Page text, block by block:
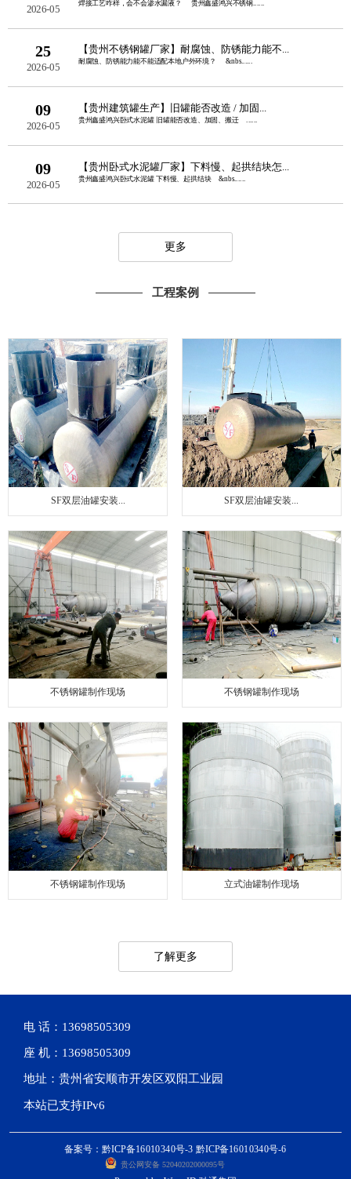
2026-05 焊接工艺咋样，会不会渗水漏液？ 贵州鑫盛鸿兴不锈钢......
25
2026-05
【贵州不锈钢罐厂家】耐腐蚀、防锈能力能不...
耐腐蚀、防锈能力能不能适配本地户外环境？ &nbs......
09
2026-05
【贵州建筑罐生产】旧罐能否改造 / 加固...
贵州鑫盛鸿兴卧式水泥罐 旧罐能否改造、加固、搬迁 ......
09
2026-05
【贵州卧式水泥罐厂家】下料慢、起拱结块怎...
贵州鑫盛鸿兴卧式水泥罐 下料慢、起拱结块 &nbs......
更多
工程案例
SF双层油罐安装... SF双层油罐安装...
不锈钢罐制作现场 不锈钢罐制作现场
不锈钢罐制作现场 立式油罐制作现场
了解更多
电 话：13698505309
座 机：13698505309
地址：贵州省安顺市开发区双阳工业园
本站已支持IPv6
备案号：黔ICP备16010340号-3 黔ICP备16010340号-6
贵公网安备 52040202000095号